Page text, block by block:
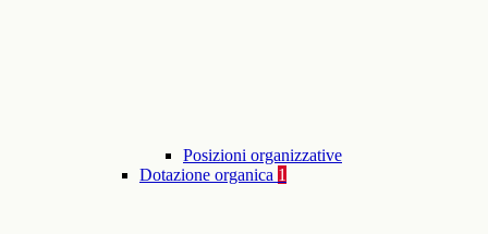
Posizioni organizzative
Dotazione organica 1